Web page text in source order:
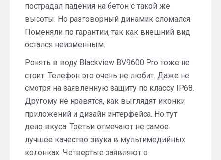
пострадал падения на бетон с такой же
высоты. Но разговорный динамик сломался.
Поменяли по гарантии, так как внешний вид
остался неизменным.
Ронять в воду Blackview BV9600 Pro тоже не
стоит. Телефон это очень не любит. Даже не
смотря на заявленную защиту по классу IP68.
Другому не нравятся, как выглядят иконки
приложений и дизайн интерфейса. Но тут
дело вкуса. Третьи отмечают не самое
лучшее качество звука в мультимедийных
колонках. Четвертые заявляют о